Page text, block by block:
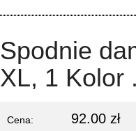
Spodnie
XL, 1 Kolor
Cena: 92.00 zł